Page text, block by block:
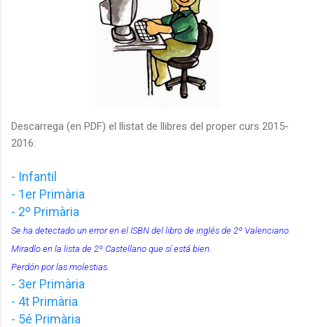
Descarrega (en PDF) el llistat de llibres del proper curs 2015-
2016:
- Infantil
- 1er Primària
- 2º Primària
Se ha detectado un error en el ISBN del libro de inglés de 2º Valenciano.
Miradlo en la lista de 2º Castellano que sí está bien.
Perdón por las molestias.
- 3er Primària
- 4t Primària
- 5é Primària